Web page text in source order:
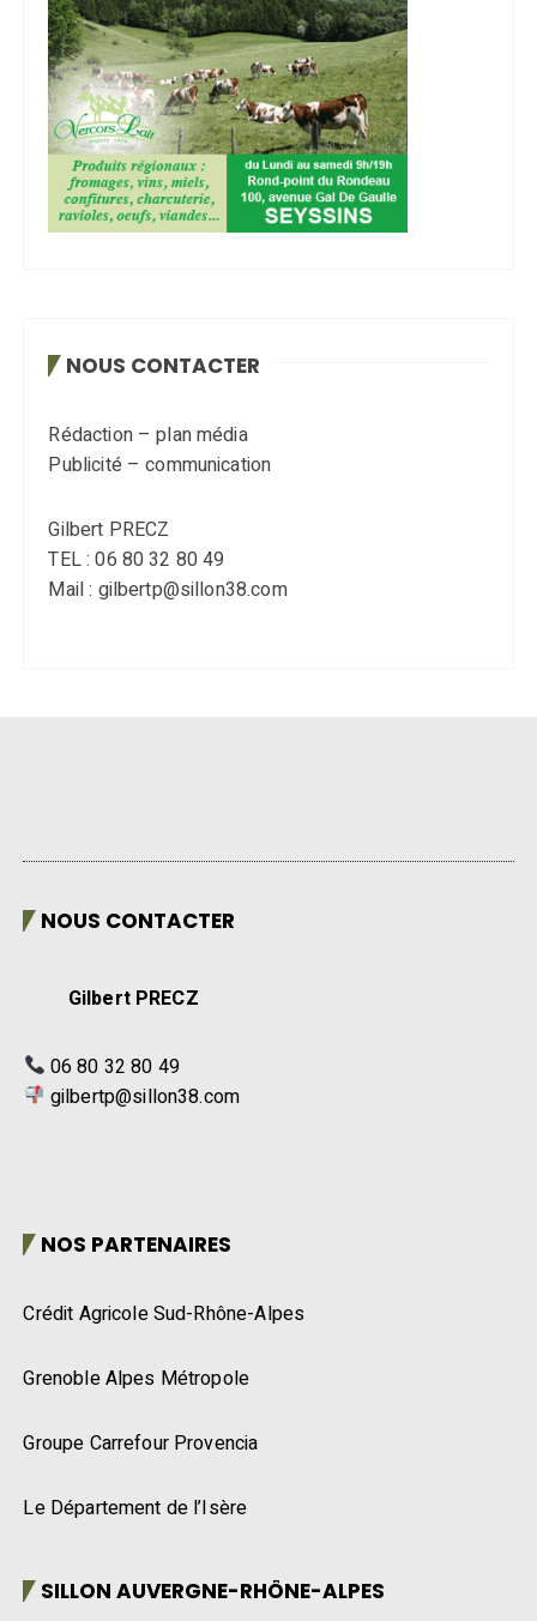
NOUS CONTACTER
Rédaction – plan média
Publicité – communication
Gilbert PRECZ
TEL : 06 80 32 80 49
Mail : gilbertp@sillon38.com
NOUS CONTACTER
Gilbert PRECZ
06 80 32 80 49
gilbertp@sillon38.com
NOS PARTENAIRES
Crédit Agricole Sud-Rhône-Alpes
Grenoble Alpes Métropole
Groupe Carrefour Provencia
Le Département de l’Isère
SILLON AUVERGNE-RHÔNE-ALPES